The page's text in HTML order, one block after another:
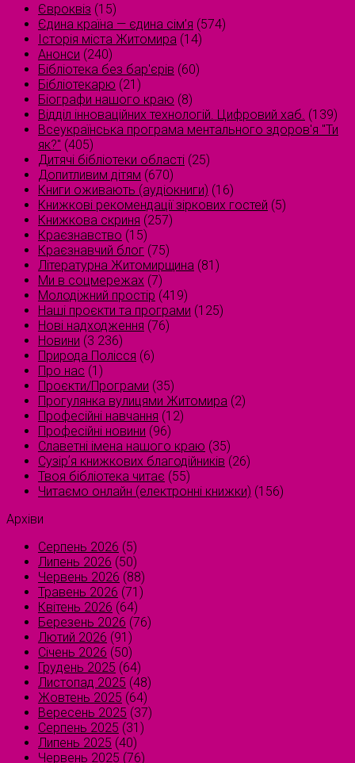
Євроквіз (15)
Єдина країна — єдина сім’я (574)
Історія міста Житомира (14)
Анонси (240)
Бібліотека без бар'єрів (60)
Бібліотекарю (21)
Біографи нашого краю (8)
Відділ інноваційних технологій. Цифровий хаб. (139)
Всеукраїнська програма ментального здоров'я "Ти
як?" (405)
Дитячі бібліотеки області (25)
Допитливим дітям (670)
Книги оживають (аудіокниги) (16)
Книжкові рекомендації зіркових гостей (5)
Книжкова скриня (257)
Краєзнавство (15)
Краєзнавчий блог (75)
Літературна Житомирщина (81)
Ми в соцмережах (7)
Молодіжний простір (419)
Наші проєкти та програми (125)
Нові надходження (76)
Новини (3 236)
Природа Полісся (6)
Про нас (1)
Проєкти/Програми (35)
Прогулянка вулицями Житомира (2)
Професійні навчання (12)
Професійні новини (96)
Славетні імена нашого краю (35)
Сузірʼя книжкових благодійників (26)
Твоя бібліотека читає (55)
Читаємо онлайн (електронні книжки) (156)
Архіви
Серпень 2026 (5)
Липень 2026 (50)
Червень 2026 (88)
Травень 2026 (71)
Квітень 2026 (64)
Березень 2026 (76)
Лютий 2026 (91)
Січень 2026 (50)
Грудень 2025 (64)
Листопад 2025 (48)
Жовтень 2025 (64)
Вересень 2025 (37)
Серпень 2025 (31)
Липень 2025 (40)
Червень 2025 (76)